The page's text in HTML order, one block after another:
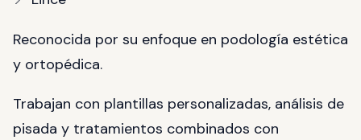
Reconocida por su enfoque en podología estética
y ortopédica.
Trabajan con plantillas personalizadas, análisis de
pisada y tratamientos combinados con